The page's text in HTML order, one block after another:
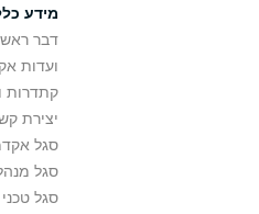
מידע
דבר
ועדות
קתדרות
יצירת
סגל
סגל
סגל טכני